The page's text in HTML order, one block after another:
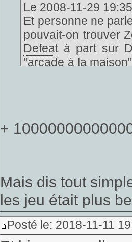
Le 2008-11-29
Et personne ne
pouvait-on trouver
Defeatà part sur
"arcade à la
qualité/
VGA c'est le
[ Ce Message a été
+
Mais dis tout
les jeu était plus
Posté le: 2018-11-11